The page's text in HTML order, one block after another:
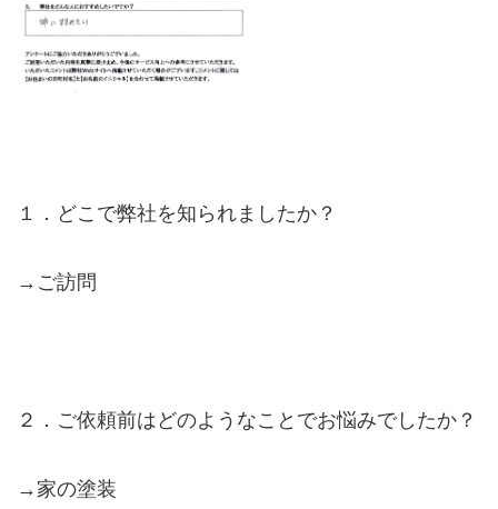
１．どこで弊社を知られましたか？
→ご訪問
２．ご依頼前はどのようなことでお悩みでしたか？
→家の塗装